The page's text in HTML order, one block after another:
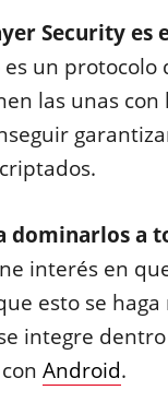
Security
un protocolo
las unas
dominarlos a
interés en
esto se
integre
Android.